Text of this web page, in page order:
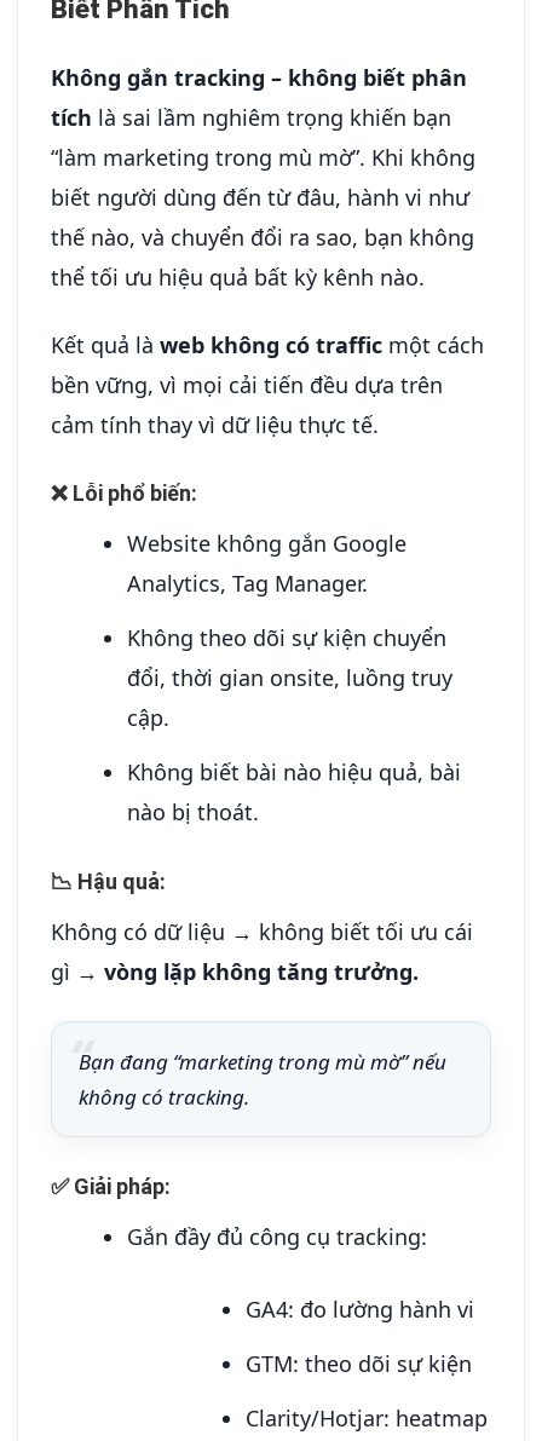
Biết Phân Tích
Không gắn tracking – không biết phân
tích là sai lầm nghiêm trọng khiến bạn
“làm marketing trong mù mờ”. Khi không
biết người dùng đến từ đâu, hành vi như
thế nào, và chuyển đổi ra sao, bạn không
thể tối ưu hiệu quả bất kỳ kênh nào.
Kết quả là web không có traffic một cách
bền vững, vì mọi cải tiến đều dựa trên
cảm tính thay vì dữ liệu thực tế.
❌ Lỗi phổ biến:
Website không gắn Google
Analytics, Tag Manager.
Không theo dõi sự kiện chuyển
đổi, thời gian onsite, luồng truy
cập.
Không biết bài nào hiệu quả, bài
nào bị thoát.
📉 Hậu quả:
Không có dữ liệu → không biết tối ưu cái
gì → vòng lặp không tăng trưởng.
Bạn đang “marketing trong mù mờ” nếu
không có tracking.
✅ Giải pháp:
Gắn đầy đủ công cụ tracking:
GA4: đo lường hành vi
GTM: theo dõi sự kiện
Clarity/Hotjar: heatmap